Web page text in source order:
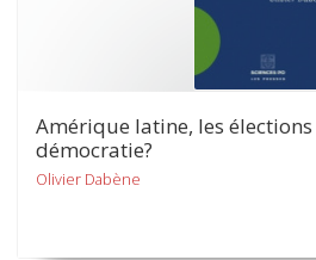
Amérique latine, les
démocratie?
Olivier Dabène